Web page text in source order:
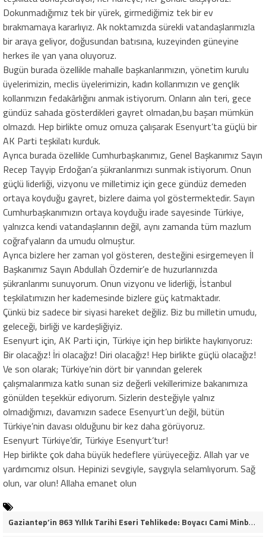
Dokunmadığımız tek bir yürek, girmediğimiz tek bir ev
bırakmamaya kararlıyız. Ak noktamızda sürekli vatandaşlarımızla
bir araya geliyor, doğusundan batısına, kuzeyinden güneyine
herkes ile yan yana oluyoruz.
Bugün burada özellikle mahalle başkanlarımızın, yönetim kurulu
üyelerimizin, meclis üyelerimizin, kadın kollarımızın ve gençlik
kollarımızın fedakârlığını anmak istiyorum. Onların alın teri, gece
gündüz sahada gösterdikleri gayret olmadan,bu başarı mümkün
olmazdı. Hep birlikte omuz omuza çalışarak Esenyurt’ta güçlü bir
AK Parti teşkilatı kurduk.
Ayrıca burada özellikle Cumhurbaşkanımız, Genel Başkanımız Sayın
Recep Tayyip Erdoğan’a şükranlarımızı sunmak istiyorum. Onun
güçlü liderliği, vizyonu ve milletimiz için gece gündüz demeden
ortaya koyduğu gayret, bizlere daima yol göstermektedir. Sayın
Cumhurbaşkanımızın ortaya koyduğu irade sayesinde Türkiye,
yalnızca kendi vatandaşlarının değil, aynı zamanda tüm mazlum
coğrafyaların da umudu olmuştur.
Ayrıca bizlere her zaman yol gösteren, desteğini esirgemeyen İl
Başkanımız Sayın Abdullah Özdemir’e de huzurlarınızda
şükranlarımı sunuyorum. Onun vizyonu ve liderliği, İstanbul
teşkilatımızın her kademesinde bizlere güç katmaktadır.
Çünkü biz sadece bir siyasi hareket değiliz. Biz bu milletin umudu,
geleceği, birliği ve kardeşliğiyiz.
Esenyurt için, AK Parti için, Türkiye için hep birlikte haykırıyoruz:
Bir olacağız! İri olacağız! Diri olacağız! Hep birlikte güçlü olacağız!
Ve son olarak; Türkiye’nin dört bir yanından gelerek
çalışmalarımıza katkı sunan siz değerli vekillerimize bakanımıza
gönülden teşekkür ediyorum. Sizlerin desteğiyle yalnız
olmadığımızı, davamızın sadece Esenyurt’un değil, bütün
Türkiye’nin davası olduğunu bir kez daha görüyoruz.
Esenyurt Türkiye’dir, Türkiye Esenyurt’tur!
Hep birlikte çok daha büyük hedeflere yürüyeceğiz. Allah yar ve
yardımcımız olsun. Hepinizi sevgiyle, saygıyla selamlıyorum. Sağ
olun, var olun! Allaha emanet olun
Gaziantep’in 863 Yıllık Tarihi Eseri Tehlikede: Boyacı Cami Minberi İçin “Restorasyon Durdurulsun” Çağrısı!